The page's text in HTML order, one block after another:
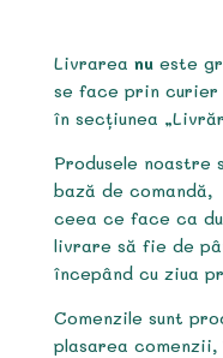
Livrarea nu este
se face prin curier
în secțiunea
Produsele
bază de comandă,
ceea ce face ca
livrare să fie de
începând cu ziua
Comenzile sunt
plasarea